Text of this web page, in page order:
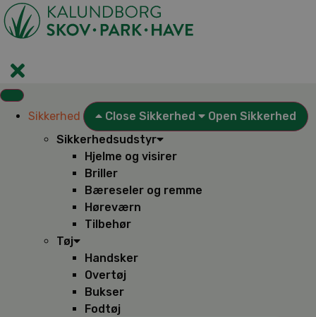
Videre
til
indhold
Sikkerhed Close Sikkerhed
Open Sikkerhed
Sikkerhedsudstyr
Hjelme og visirer
Briller
Bæreseler og remme
Høreværn
Tilbehør
Tøj
Handsker
Overtøj
Bukser
Fodtøj